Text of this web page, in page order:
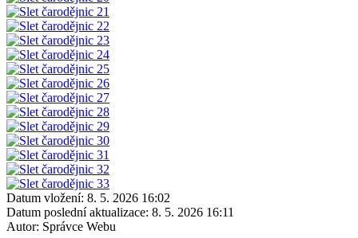
Datum vložení: 8. 5. 2026 16:02
Datum poslední aktualizace: 8. 5. 2026 16:11
Autor: Správce Webu